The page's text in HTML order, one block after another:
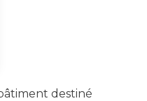
destiné